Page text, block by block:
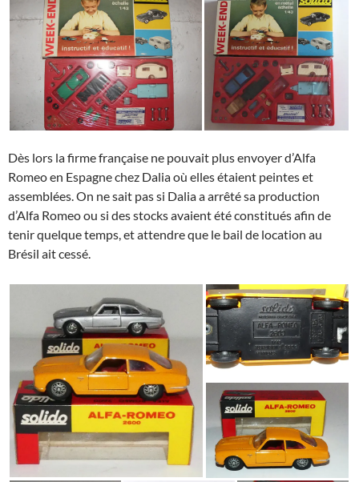
Dès lors la firme française ne pouvait plus envoyer d’Alfa
Romeo en Espagne chez Dalia où elles étaient peintes et
assemblées. On ne sait pas si Dalia a arrêté sa production
d’Alfa Romeo ou si des stocks avaient été constitués afin de
tenir quelque temps, et attendre que le bail de location au
Brésil ait cessé.